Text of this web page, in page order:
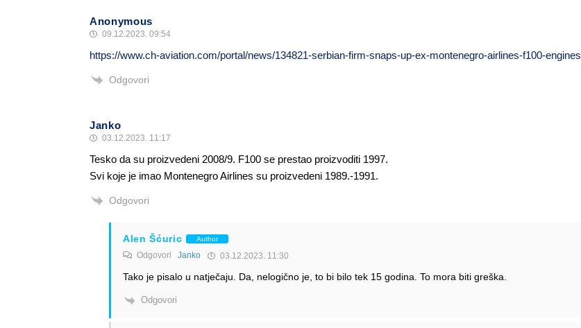
Anonymous
09.12.2023. 09:54
https://www.ch-aviation.com/portal/news/134821-serbian-firm-snaps-up-ex-montenegro-airlines-f100-engines
Odgovori
Janko
03.12.2023. 11:17
Tesko da su proizvedeni 2008/9. F100 se prestao proizvoditi 1997.
Svi koje je imao Montenegro Airlines su proizvedeni 1989.-1991.
Odgovori
Alen Šćuric Author
Odgovori Janko 03.12.2023. 11:30
Tako je pisalo u natječaju. Da, nelogično je, to bi bilo tek 15 godina. To mora biti greška.
Odgovori